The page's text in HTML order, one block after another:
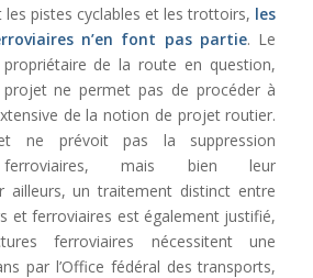
pistes cyclables et les trottoirs, les
n’en font pas partie. Le
de la route en question,
projet ne permet pas de procéder à
de la notion de projet routier.
ne prévoit pas la suppression
ferroviaires, mais bien leur
ailleurs, un traitement distinct entre
et ferroviaires est également justifié,
ferroviaires nécessitent une
par l’Office fédéral des transports,